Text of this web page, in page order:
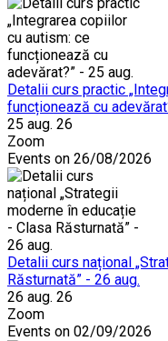
Detalii curs practic
funcționează cu
25 aug. 26
Zoom
Events on 26/08/2026
Detalii curs național
Răsturnată” - 26 aug.
26 aug. 26
Zoom
Events on 02/09/2026